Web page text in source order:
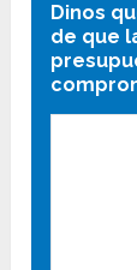
Dinos
de que